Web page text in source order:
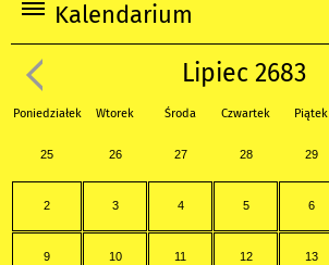
Kalendarium
Lipiec 2683
Poniedziałek Wtorek Środa Czwartek Piątek
25 26 27 28 29
2 3 4 5 6
9 10 11 12 13